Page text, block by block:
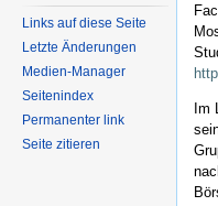
Im
Links auf diese Seite
Letzte Änderungen
Medien-Manager
Seitenindex
Permanenter link
Seite zitieren